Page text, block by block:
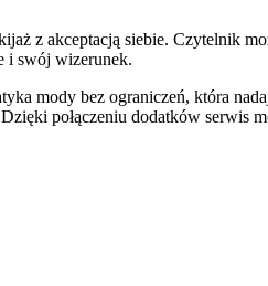
z akceptacją siebie. Czytelnik
i swój wizerunek.
mody bez ograniczeń, która
połączeniu dodatków serwis